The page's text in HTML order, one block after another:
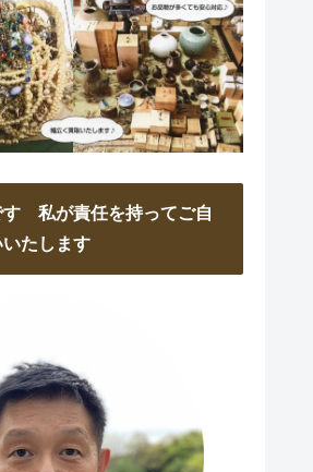
す 私が責任を持ってご自
たします